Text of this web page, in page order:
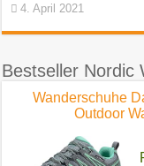
4. April 2021
Bestseller Nordic
Wanderschuhe
Outdoor